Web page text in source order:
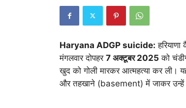
Haryana ADGP suicide:
मंगलवार दोपहर 7 अक्टूबर 2025 को
खुद को गोली मारकर आत्महत्या कर
और तहखाने (basement) में जाकर उन्हें